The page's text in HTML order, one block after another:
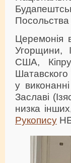
Посольства
Церемонія
Угорщини,
США,
у
Заславі
низка
Рукопису